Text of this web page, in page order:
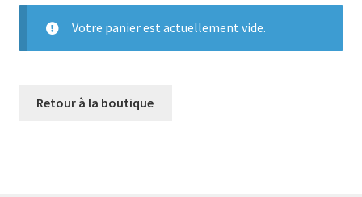
Contact
Votre panier est actuellement vide.
Retour à la boutique